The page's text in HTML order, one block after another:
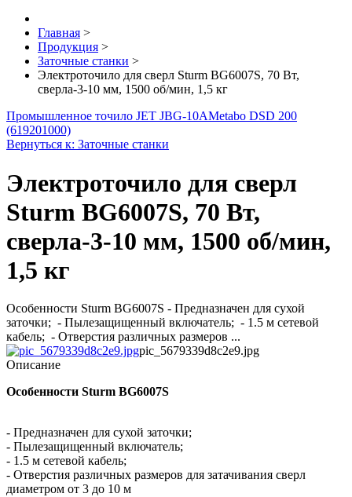
Главная >
Продукция >
Заточные станки >
Электроточило для сверл Sturm BG6007S, 70 Вт,
сверла-3-10 мм, 1500 об/мин, 1,5 кг
Промышленное точило JET JBG-10AMetabo DSD 200
(619201000)
Вернуться к: Заточные станки
Электроточило для сверл
Sturm BG6007S, 70 Вт,
сверла-3-10 мм, 1500 об/мин,
1,5 кг
Особенности Sturm BG6007S - Предназначен для сухой
заточки; - Пылезащищенный включатель; - 1.5 м сетевой
кабель; - Отверстия различных размеров ...
pic_5679339d8c2e9.jpg
Описание
Особенности Sturm BG6007S
- Предназначен для сухой заточки;
- Пылезащищенный включатель;
- 1.5 м сетевой кабель;
- Отверстия различных размеров для затачивания сверл
диаметром от 3 до 10 м